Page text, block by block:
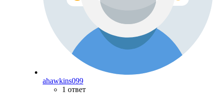
ahawkins099
1 ответ